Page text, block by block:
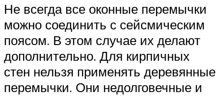
Не всегда все оконные перемычки
можно соединить с сейсмическим
поясом. В этом случае их делают
дополнительно. Для кирпичных
стен нельзя применять деревянные
перемычки. Они недолговечные и